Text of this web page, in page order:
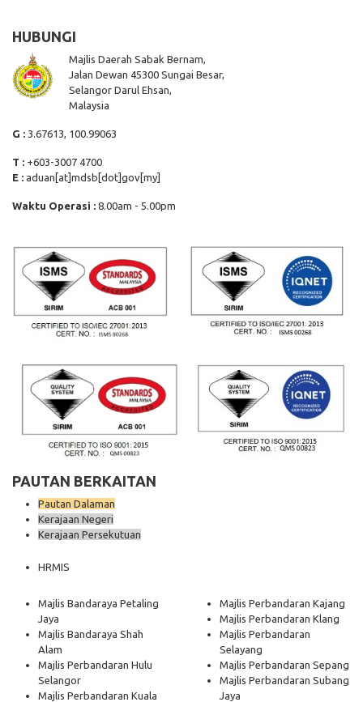
HUBUNGI
Majlis Daerah Sabak Bernam,
Jalan Dewan 45300 Sungai Besar,
Selangor Darul Ehsan,
Malaysia
G : 3.67613, 100.99063
T : +603-3007 4700
E : aduan[at]mdsb[dot]gov[my]
Waktu Operasi : 8.00am - 5.00pm
PAUTAN BERKAITAN
Pautan Dalaman
Kerajaan Negeri
Kerajaan Persekutuan
HRMIS
Majlis Bandaraya Petaling
Jaya
Majlis Bandaraya Shah
Alam
Majlis Perbandaran Hulu
Selangor
Majlis Perbandaran Kuala
Majlis Perbandaran Kajang
Majlis Perbandaran Klang
Majlis Perbandaran
Selayang
Majlis Perbandaran Sepang
Majlis Perbandaran Subang
Jaya